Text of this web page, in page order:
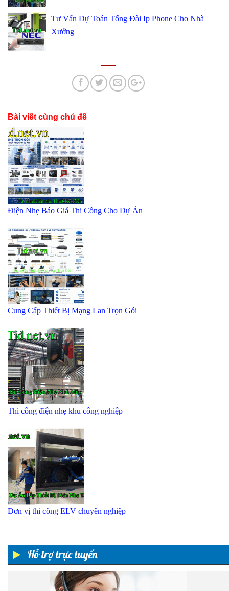
Hỗ trợ trực tuyến
Tư Vấn Dự Toán Tổng Đài Ip Phone Cho Nhà
Xưởng
Bài viết cùng chủ đề
Điện Nhẹ Báo Giá Thi Công Cho Dự Án
Cung Cấp Thiết Bị Mạng Lan Trọn Gói
Thi công điện nhẹ khu công nghiệp
Đơn vị thi công ELV chuyên nghiệp